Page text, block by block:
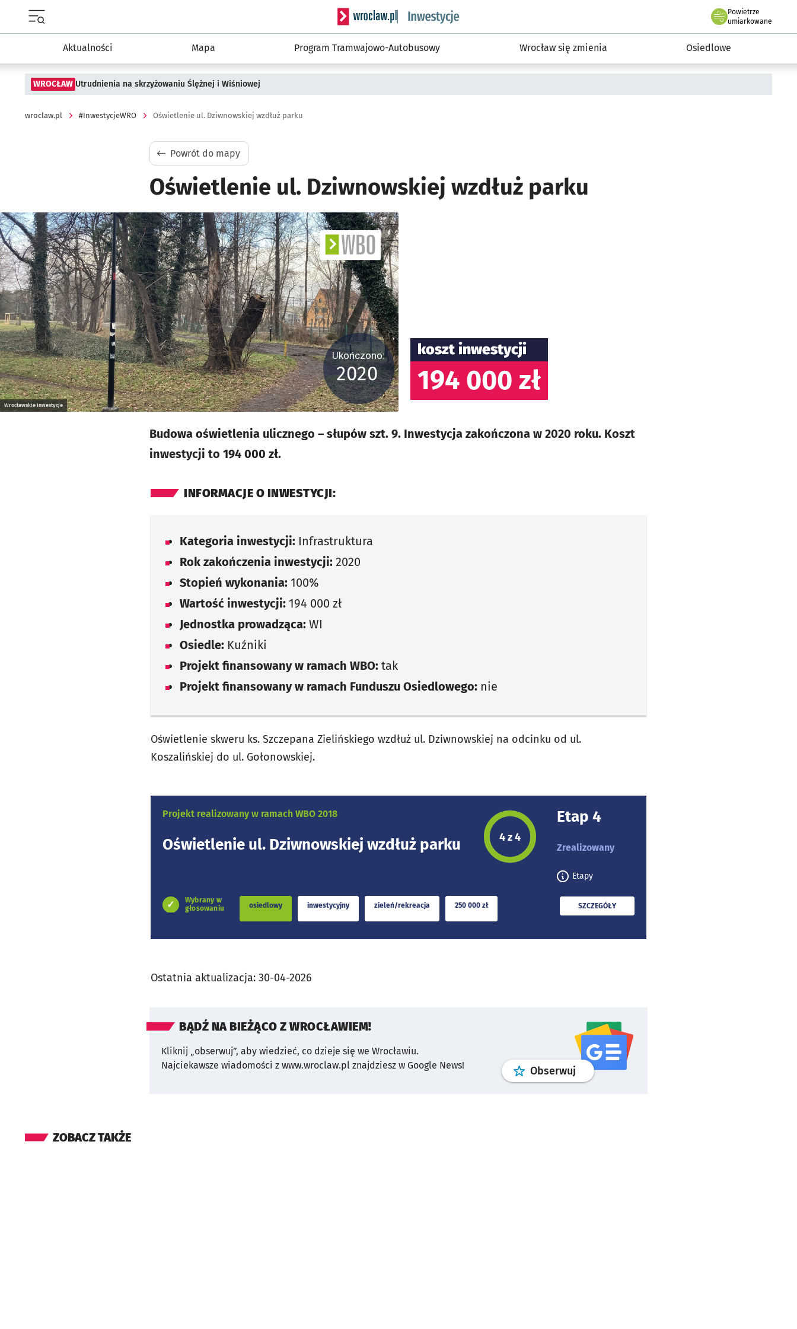
Serwis informacyjny wroclaw.pl podserwis: #InwestycjeWRO - miejskie inwestycje 2019-2032
Powietrze
we Wrocławiu
umiarkowane
Aktualności Mapa Program Tramwajowo-Autobusowy Wrocław się zmienia Osiedlowe
WROCŁAW Utrudnienia na skrzyżowaniu Ślężnej i Wiśniowej
wroclaw.pl #InwestycjeWRO Oświetlenie ul. Dziwnowskiej wzdłuż parku
Powrót do mapy
Oświetlenie ul. Dziwnowskiej wzdłuż parku
Wrocławskie Inwestycje
Ukończono:
2020
koszt inwestycji
194 000 zł
Budowa oświetlenia ulicznego – słupów szt. 9. Inwestycja zakończona w 2020 roku. Koszt
inwestycji to 194 000 zł.
INFORMACJE O INWESTYCJI:
Kategoria inwestycji: Infrastruktura
Rok zakończenia inwestycji: 2020
Stopień wykonania: 100%
Wartość inwestycji: 194 000 zł
Jednostka prowadząca: WI
Osiedle: Kuźniki
Projekt finansowany w ramach WBO: tak
Projekt finansowany w ramach Funduszu Osiedlowego: nie
Oświetlenie skweru ks. Szczepana Zielińskiego wzdłuż ul. Dziwnowskiej na odcinku od ul.
Koszalińskiej do ul. Gołonowskiej.
Projekt realizowany w ramach WBO 2018
Oświetlenie ul. Dziwnowskiej wzdłuż parku Etap projektu:
4 z 4
Etap 4
Zrealizowany
Etapy
Wybrany w
głosowaniu
osiedlowy inwestycyjny zieleń/rekreacja 250 000 zł PRZECZYTAJ
SZCZEGÓŁY
Ostatnia aktualizacja: 30-04-2026
BĄDŹ NA BIEŻĄCO Z WROCŁAWIEM!
Kliknij „obserwuj”, aby wiedzieć, co dzieje się we Wrocławiu.
Najciekawsze wiadomości z www.wroclaw.pl znajdziesz w Google News!
Obserwuj profilgoogle news
ZOBACZ TAKŻE